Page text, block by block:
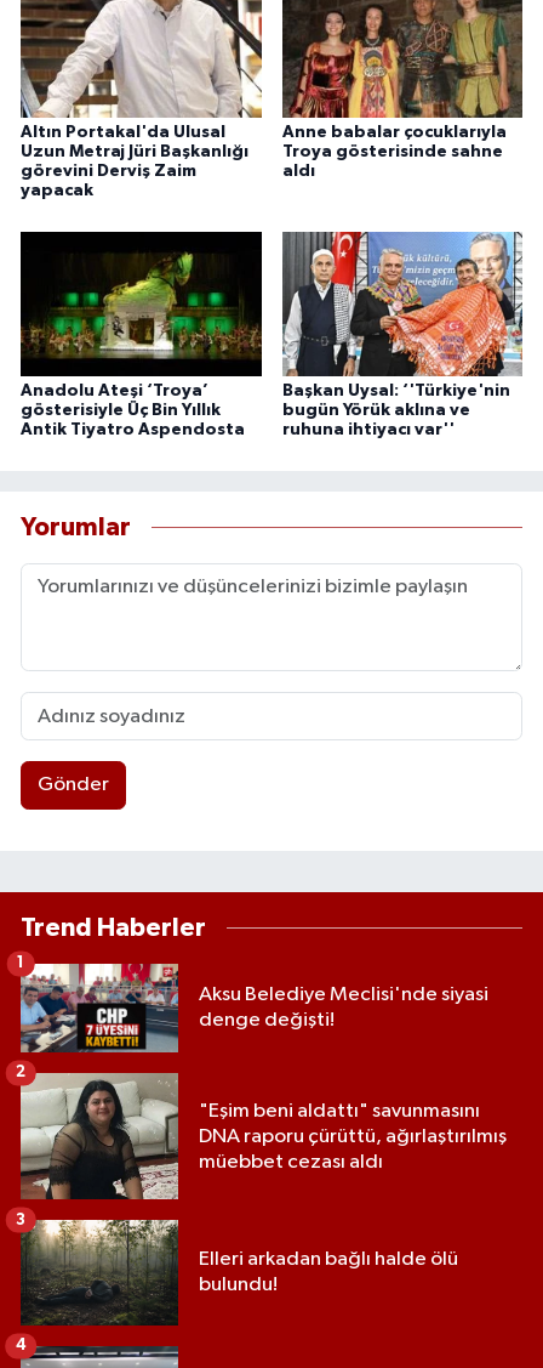
Altın Portakal'da Ulusal
Uzun Metraj Jüri Başkanlığı
görevini Derviş Zaim
yapacak
Anne babalar çocuklarıyla
Troya gösterisinde sahne
aldı
Anadolu Ateşi ‘Troya’
gösterisiyle Üç Bin Yıllık
Antik Tiyatro Aspendosta
Başkan Uysal: ‘'Türkiye'nin
bugün Yörük aklına ve
ruhuna ihtiyacı var''
Yorumlar
Gönder
Trend Haberler
Aksu Belediye Meclisi'nde siyasi
denge değişti!
1
"Eşim beni aldattı" savunmasını
DNA raporu çürüttü, ağırlaştırılmış
müebbet cezası aldı
2
Elleri arkadan bağlı halde ölü
bulundu!
3
4